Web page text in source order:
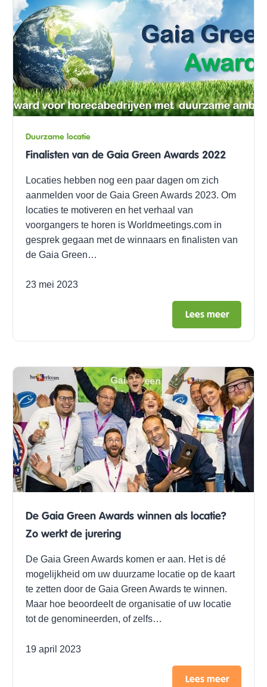
Duurzame locatie
Finalisten van de Gaia Green Awards 2022
Locaties hebben nog een paar dagen om zich
aanmelden voor de Gaia Green Awards 2023. Om
locaties te motiveren en het verhaal van
voorgangers te horen is Worldmeetings.com in
gesprek gegaan met de winnaars en finalisten van
de Gaia Green…
23 mei 2023
Lees meer
De Gaia Green Awards winnen als locatie?
Zo werkt de jurering
De Gaia Green Awards komen er aan. Het is dé
mogelijkheid om uw duurzame locatie op de kaart
te zetten door de Gaia Green Awards te winnen.
Maar hoe beoordeelt de organisatie of uw locatie
tot de genomineerden, of zelfs…
19 april 2023
Lees meer